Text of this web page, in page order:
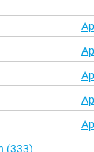
(333)